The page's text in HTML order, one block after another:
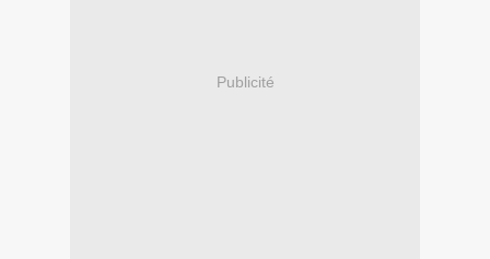
Publicité